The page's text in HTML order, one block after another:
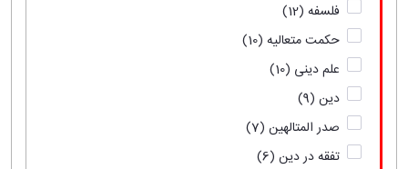
فلسفه (12)
حکمت متعالیه (10)
علم دینی (10)
دین (9)
صدر المتالهین (7)
تفقه در دین (6)